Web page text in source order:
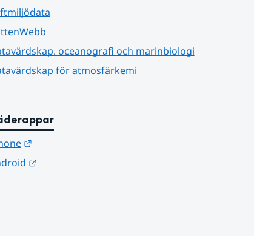
oceanografi och marinbiologi
för atmosfärkemi
Länk till annan webbplats.
Länk till annan webbplats.